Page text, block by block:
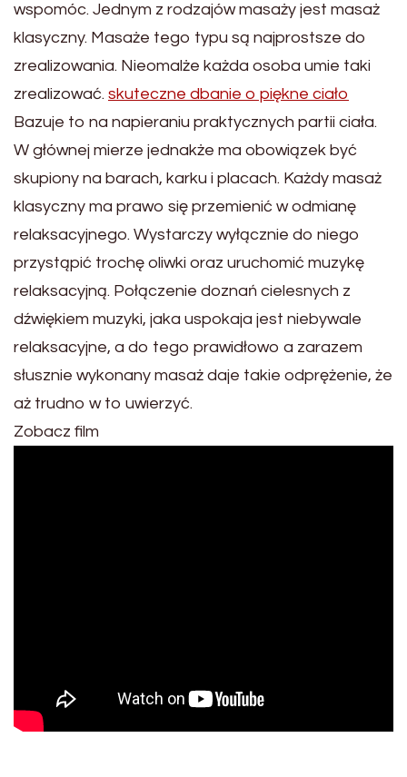
wspomóc. Jednym z rodzajów masaży jest masaż
klasyczny. Masaże tego typu są najprostsze do
zrealizowania. Nieomalże każda osoba umie taki
zrealizować. skuteczne dbanie o piękne ciało
Bazuje to na napieraniu praktycznych partii ciała.
W głównej mierze jednakże ma obowiązek być
skupiony na barach, karku i placach. Każdy masaż
klasyczny ma prawo się przemienić w odmianę
relaksacyjnego. Wystarczy wyłącznie do niego
przystąpić trochę oliwki oraz uruchomić muzykę
relaksacyjną. Połączenie doznań cielesnych z
dźwiękiem muzyki, jaka uspokaja jest niebywale
relaksacyjne, a do tego prawidłowo a zarazem
słusznie wykonany masaż daje takie odprężenie, że
aż trudno w to uwierzyć.
Zobacz film